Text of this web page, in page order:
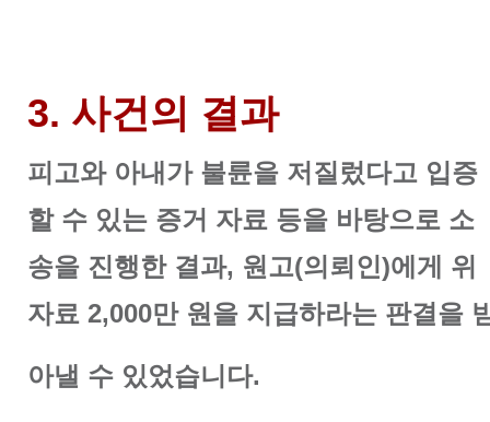
3. 사건의 결과
피고와 아내가 불륜을 저질렀다고 입증
할 수 있는 증거 자료 등을 바탕으로 소
송을 진행한 결과, 원고(의뢰인)에게 위
자료 2,000만 원을 지급하라는 판결을
아낼 수 있었습니다.